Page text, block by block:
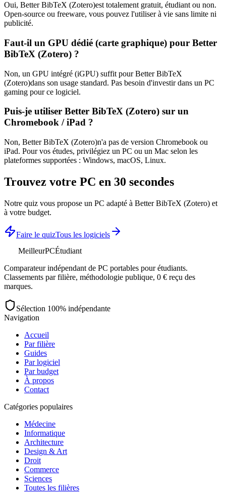
Oui, Better BibTeX (Zotero)est totalement gratuit, étudiant ou non.
Open-source ou freeware, vous pouvez l'utiliser à vie sans limite ni
publicité.
Faut-il un GPU dédié (carte graphique) pour Better
BibTeX (Zotero) ?
Non, un GPU intégré (iGPU) suffit pourBetter BibTeX
(Zotero)dans son usage standard. Pas besoin d'investir dans un PC
gaming pour ce logiciel.
Puis-je utiliser Better BibTeX (Zotero) sur un
Chromebook / iPad ?
Non, Better BibTeX (Zotero)n'a pas de version Chromebook ou
iPad. Pour vos études, privilégiez un PC ou un Mac selon les
plateformes supportées : Windows, macOS, Linux.
Trouvez votre PC en 30 secondes
Notre quiz vous propose un PC adapté à Better BibTeX (Zotero) et
à votre budget.
Faire le quizTous les logiciels
MeilleurPCÉtudiant
Comparateur indépendant de PC portables pour étudiants.
Classements par filière, méthodologie publique, 0 € reçu des
marques.
Sélection 100% indépendante
Navigation
Accueil
Par filière
Guides
Par logiciel
Par budget
À propos
Contact
Catégories populaires
Médecine
Informatique
Architecture
Design & Art
Droit
Commerce
Sciences
Toutes les filières